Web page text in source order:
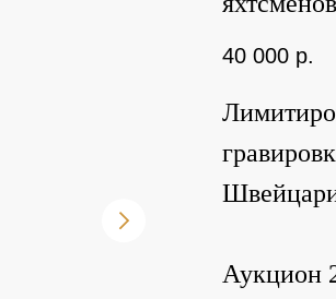
40 000 р.
Аукцион